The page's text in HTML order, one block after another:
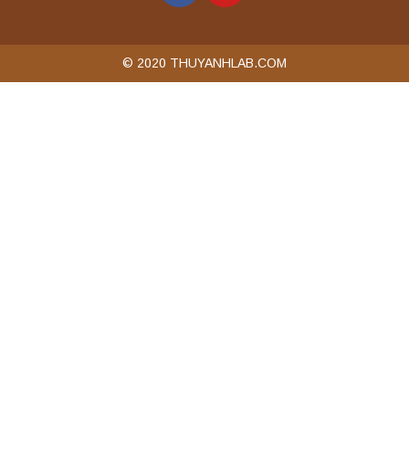
© 2020 THUYANHLAB.COM